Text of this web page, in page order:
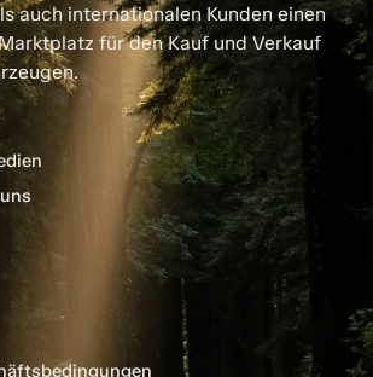
auch internationalen Kunden einen
für den Kauf und Verkauf